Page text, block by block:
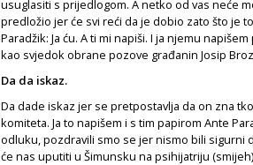
usuglasiti s prijedlogom. A netko od vas neće
predložio jer će svi reći da je dobio zato što je
Paradžik: Ja ću. A ti mi napiši. I ja njemu
kao svjedok obrane pozove građanin Josip
Da da iskaz.
Da dade iskaz jer se pretpostavlja da on zna
komiteta. Ja to napišem i s tim papirom Ante
odluku, pozdravili smo se jer nismo bili sigurni
će nas uputiti u Šimunsku na psihijatriju